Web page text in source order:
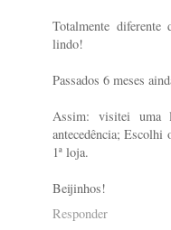
Totalmente
lindo!
Passados 6 meses
Assim: visitei
antecedência;
1ª loja.
Beijinhos!
Responder